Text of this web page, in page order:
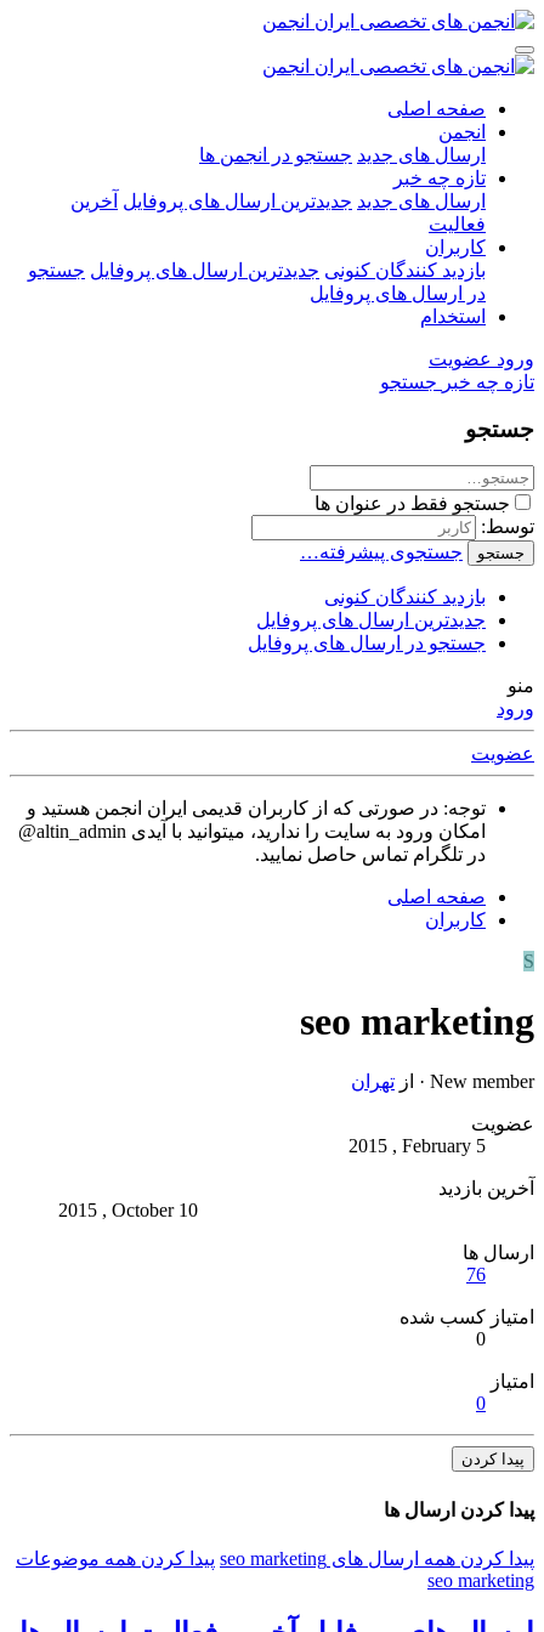
صفحه اصلی
انجمن
ارسال های جدید جستجو در انجمن ها
تازه چه خبر
ارسال های جدید جدیدترین ارسال های پروفایل آخرین
فعالیت
کاربران
بازدید کنندگان کنونی جدیدترین ارسال های پروفایل جستجو
در ارسال های پروفایل
استخدام
ورود عضویت
تازه چه خبر جستجو
جستجو
جستجو فقط در عنوان ها
توسط:
جستجو جستجوی پیشرفته…
بازدید کنندگان کنونی
جدیدترین ارسال های پروفایل
جستجو در ارسال های پروفایل
منو
ورود
عضویت
توجه: در صورتی که از کاربران قدیمی ایران انجمن هستید و
امکان ورود به سایت را ندارید، میتوانید با آیدی altin_admin@
در تلگرام تماس حاصل نمایید.
صفحه اصلی
کاربران
S
seo marketing
New member
· از تهران
عضویت
2015 , February 5
آخرین بازدید
2015 , October 10
ارسال ها
76
امتیاز کسب شده
0
امتیاز
0
پیدا کردن
پیدا کردن ارسال ها
پیدا کردن همه ارسال های seo marketing
پیدا کردن همه موضوعات
seo marketing